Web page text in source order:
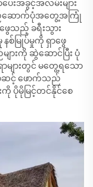
းအခွင့်အလမ်းများ
ဆောက်ပုံအတွေ့အကြုံ
ေသည့် ခရီးသွား
စ်မြုပ်မှုကို ရှာဖွေ
ားကို ဆွဲဆောင်ပြီး ပုံ
များတွင် မတွေ့ရသော
စ်ဆင့် ဖောက်သည်
းကို ပိုမိုမြင့်တင်နိုင်စေ